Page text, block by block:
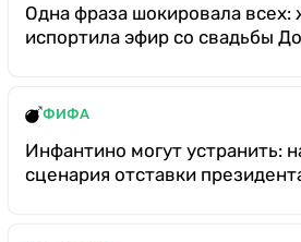
Одна фраза шокировала всех:
испортила эфир со свадьбы
ФИФА
Инфантино могут устранить:
сценария отставки